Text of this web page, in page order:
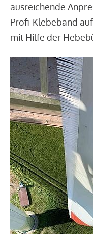
ausreichende
Profi-Klebeband
mit Hilfe der